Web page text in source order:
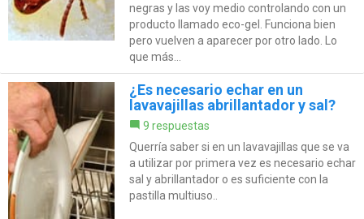
negras y las voy medio controlando con un
producto llamado eco-gel. Funciona bien
pero vuelven a aparecer por otro lado. Lo
que más...
¿Es necesario echar en un
lavavajillas abrillantador y sal?
9 respuestas
Querría saber si en un lavavajillas que se va
a utilizar por primera vez es necesario echar
sal y abrillantador o es suficiente con la
pastilla multiuso..